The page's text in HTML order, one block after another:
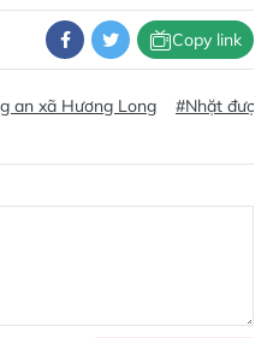
Copy link
an xã Hương Long #Nhặt được